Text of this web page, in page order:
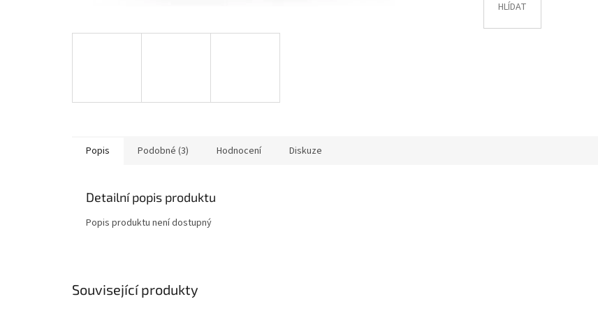
HLÍDAT
Související produkty
Popis Podobné (3) Hodnocení Diskuze
Detailní popis produktu
Popis produktu není dostupný